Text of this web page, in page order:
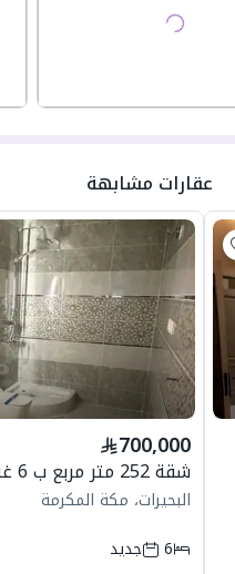
عقارات مشابهة
700,000
شقة 252 متر مربع ب 6 غرف
البحيرات، مكة المكرمة
6
جديد